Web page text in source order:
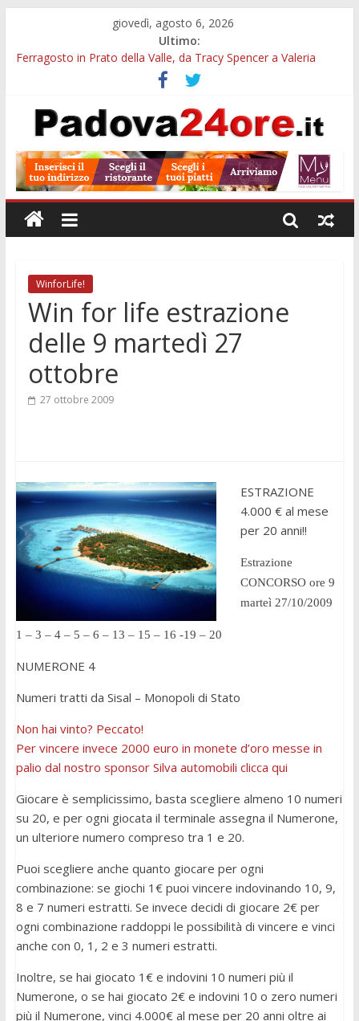
giovedì, agosto 6, 2026
Ultimo:
Ferragosto in Prato della Valle, da Tracy Spencer a Valeria
Euganea Film Festival 2026: 49 opere e 18 anteprime nei Colli
Euganei
Notturni padovani al Museo della Natura e dell’Uomo: date e
Organi in 3D al MUSME: il corpo umano si esplora con i visori
VR
Musei gratis a Padova per tutto agosto: chi entra e quali sedi
visitare
WinforLife!
Win for life estrazione
delle 9 martedì 27
ottobre
27 ottobre 2009
ESTRAZIONE
4.000 € al mese
per 20 anni!!
Estrazione
CONCORSO ore 9
marteì 27/10/2009
1 – 3 – 4 – 5 – 6 – 13 – 15 – 16 -19 – 20
NUMERONE 4
Numeri tratti da Sisal – Monopoli di Stato
Non hai vinto? Peccato!
Per vincere invece 2000 euro in monete d’oro messe in
palio dal nostro sponsor Silva automobili clicca qui
Giocare è semplicissimo, basta scegliere almeno 10 numeri
su 20, e per ogni giocata il terminale assegna il Numerone,
un ulteriore numero compreso tra 1 e 20.
Puoi scegliere anche quanto giocare per ogni
combinazione: se giochi 1€ puoi vincere indovinando 10, 9,
8 e 7 numeri estratti. Se invece decidi di giocare 2€ per
ogni combinazione raddoppi le possibilità di vincere e vinci
anche con 0, 1, 2 e 3 numeri estratti.
Inoltre, se hai giocato 1€ e indovini 10 numeri più il
Numerone, o se hai giocato 2€ e indovini 10 o zero numeri
più il Numerone, vinci 4.000€ al mese per 20 anni oltre ai